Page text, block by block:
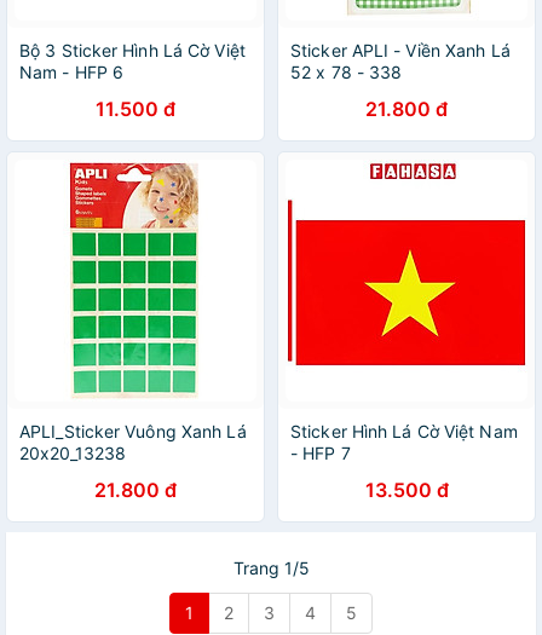
Bộ 3 Sticker Hình Lá Cờ Việt
Nam - HFP 6
11.500 đ
Sticker APLI - Viền Xanh Lá
52 x 78 - 338
21.800 đ
APLI_Sticker Vuông Xanh Lá
20x20_13238
21.800 đ
Sticker Hình Lá Cờ Việt Nam
- HFP 7
13.500 đ
Trang 1/5
1 2 3 4 5